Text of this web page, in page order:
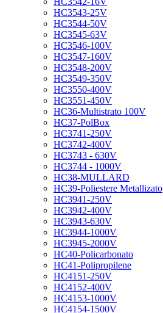
HC3543-25V
HC3544-50V
HC3545-63V
HC3546-100V
HC3547-160V
HC3548-200V
HC3549-350V
HC3550-400V
HC3551-450V
HC36-Multistrato 100V
HC37-PolBox
HC3741-250V
HC3742-400V
HC3743 - 630V
HC3744 - 1000V
HC38-MULLARD
HC39-Poliestere Metallizato
HC3941-250V
HC3942-400V
HC3943-630V
HC3944-1000V
HC3945-2000V
HC40-Policarbonato
HC41-Polipropilene
HC4151-250V
HC4152-400V
HC4153-1000V
HC4154-1500V